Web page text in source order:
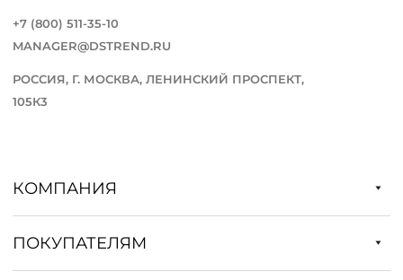
+7 (800) 511-35-10
MANAGER@DSTREND.RU
РОССИЯ, Г. МОСКВА, ЛЕНИНСКИЙ ПРОСПЕКТ,
105К3
КОМПАНИЯ
ПОКУПАТЕЛЯМ